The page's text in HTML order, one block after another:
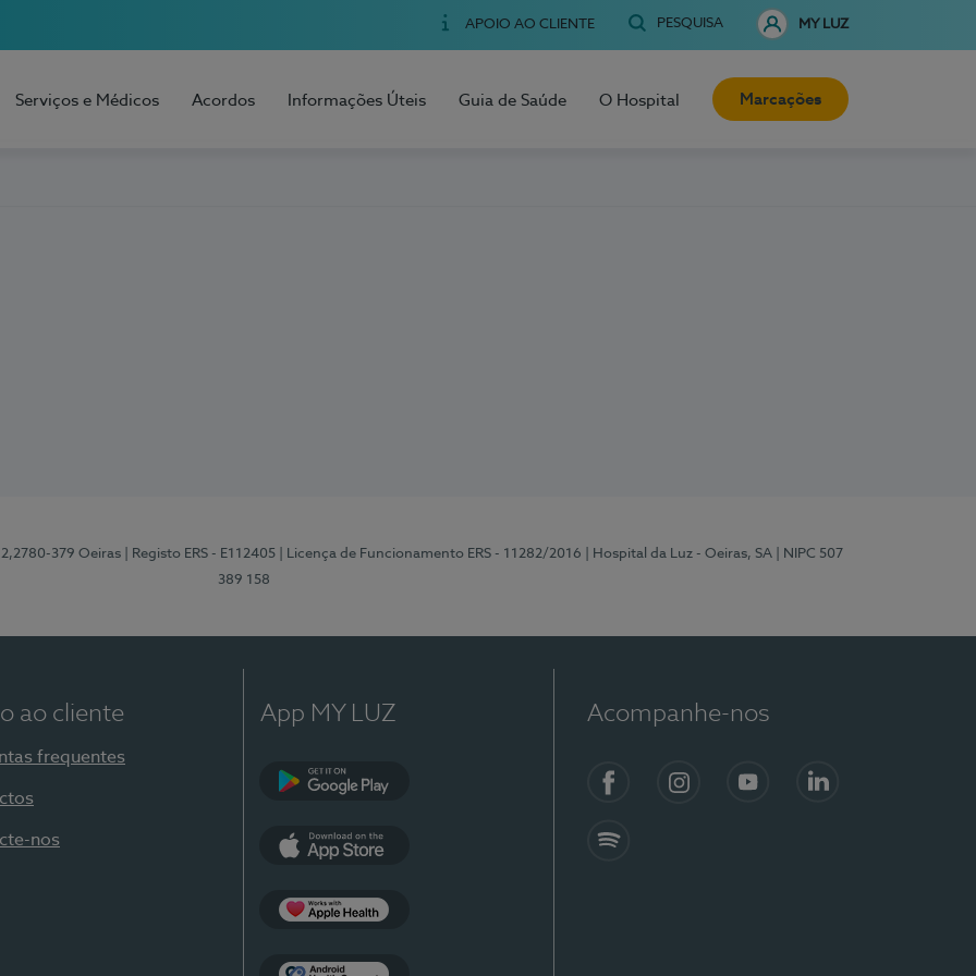
APOIO AO CLIENTE PESQUISA MY LUZ
Serviços e Médicos Acordos Informações Úteis Guia de Saúde O Hospital Marcações
379 Oeiras | Registo ERS - E112405 | Licença de Funcionamento ERS - 11282/2016 | Hospital da Luz - Oeiras, SA
| NIPC 507
389 158
ao cliente
frequentes
nos
App MY LUZ Acompanhe-nos